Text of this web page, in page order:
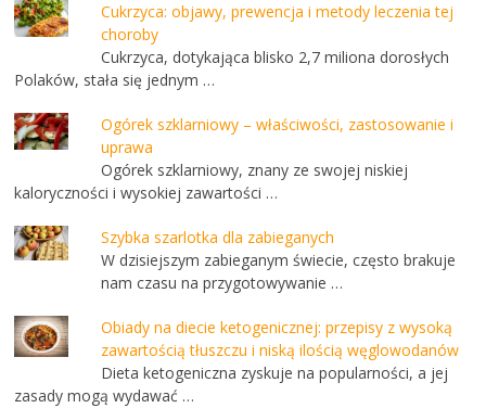
Cukrzyca: objawy, prewencja i metody leczenia tej
choroby
Cukrzyca, dotykająca blisko 2,7 miliona dorosłych
Polaków, stała się jednym …
Ogórek szklarniowy – właściwości, zastosowanie i
uprawa
Ogórek szklarniowy, znany ze swojej niskiej
kaloryczności i wysokiej zawartości …
Szybka szarlotka dla zabieganych
W dzisiejszym zabieganym świecie, często brakuje
nam czasu na przygotowywanie …
Obiady na diecie ketogenicznej: przepisy z wysoką
zawartością tłuszczu i niską ilością węglowodanów
Dieta ketogeniczna zyskuje na popularności, a jej
zasady mogą wydawać …